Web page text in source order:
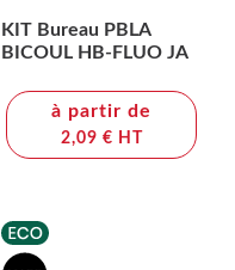
KIT Bureau PBLA
BICOUL HB-FLUO JA
à partir de
2,09 € HT